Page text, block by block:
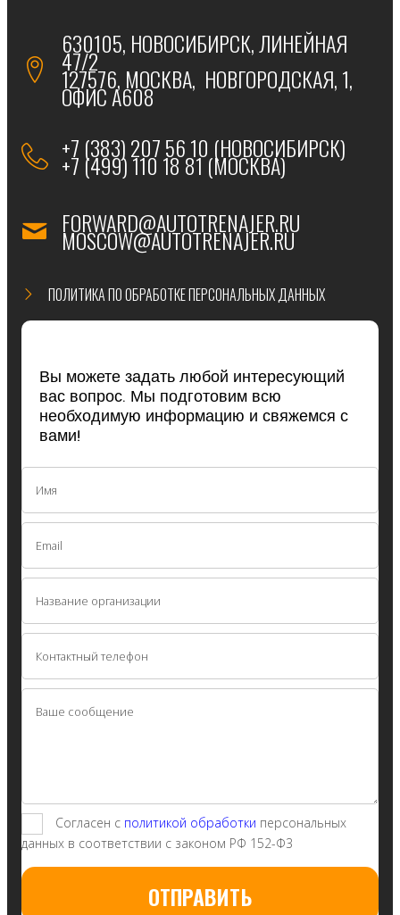
630105, НОВОСИБИРСК, ЛИНЕЙНАЯ
47/2
127576, МОСКВА, НОВГОРОДСКАЯ, 1,
ОФИС А608
+7 (383) 207 56 10 (НОВОСИБИРСК)
+7 (499) 110 18 81 (МОСКВА)
FORWARD@AUTOTRENAJER.RU
MOSCOW@AUTOTRENAJER.RU
ПОЛИТИКА ПО ОБРАБОТКЕ ПЕРСОНАЛЬНЫХ ДАННЫХ
Вы можете задать любой интересующий
вас вопрос. Мы подготовим всю
необходимую информацию и свяжемся с
вами!
Согласен с политикой обработки персональных
данных в соответствии с законом РФ 152-Ф3
ОТПРАВИТЬ